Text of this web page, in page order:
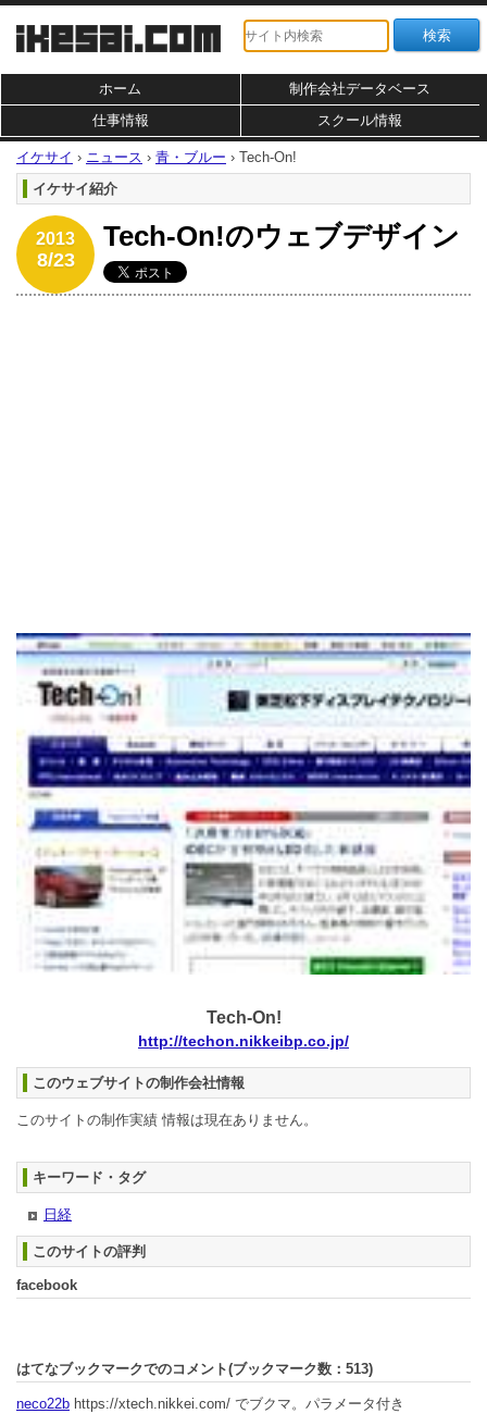
ホーム
制作会社データベース
仕事情報
スクール情報
イケサイ › ニュース › 青・ブルー › Tech-On!
イケサイ紹介
2013
8/23
Tech-On!のウェブデザイン
Tech-On!
http://techon.nikkeibp.co.jp/
このウェブサイトの制作会社情報
このサイトの制作実績 情報は現在ありません。
キーワード・タグ
日経
このサイトの評判
facebook
はてなブックマークでのコメント(ブックマーク数： 513)
neco22b https://xtech.nikkei.com/ でブクマ。パラメータ付き